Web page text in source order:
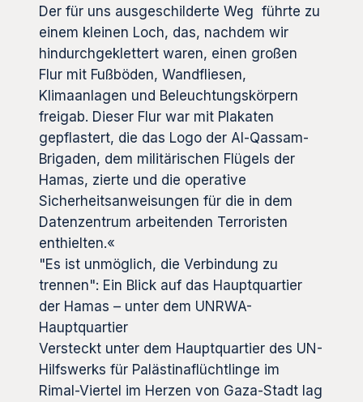
Der für uns ausgeschilderte Weg führte zu
einem kleinen Loch, das, nachdem wir
hindurchgeklettert waren, einen großen
Flur mit Fußböden, Wandfliesen,
Klimaanlagen und Beleuchtungskörpern
freigab. Dieser Flur war mit Plakaten
gepflastert, die das Logo der Al-Qassam-
Brigaden, dem militärischen Flügels der
Hamas, zierte und die operative
Sicherheitsanweisungen für die in dem
Datenzentrum arbeitenden Terroristen
enthielten.«
"Es ist unmöglich, die Verbindung zu
trennen": Ein Blick auf das Hauptquartier
der Hamas – unter dem UNRWA-
Hauptquartier
Versteckt unter dem Hauptquartier des UN-
Hilfswerks für Palästinaflüchtlinge im
Rimal-Viertel im Herzen von Gaza-Stadt lag